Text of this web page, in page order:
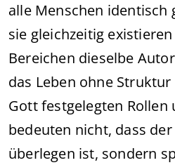
alle Menschen identisch
sie gleichzeitig
Bereichen dieselbe
das Leben ohne
Gott festgelegten Rollen
bedeuten nicht, dass
überlegen ist, sondern